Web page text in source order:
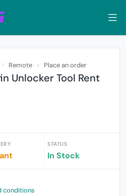
Remote Place an order
Unlocker Tool Rent
STATUS
In Stock
conditions